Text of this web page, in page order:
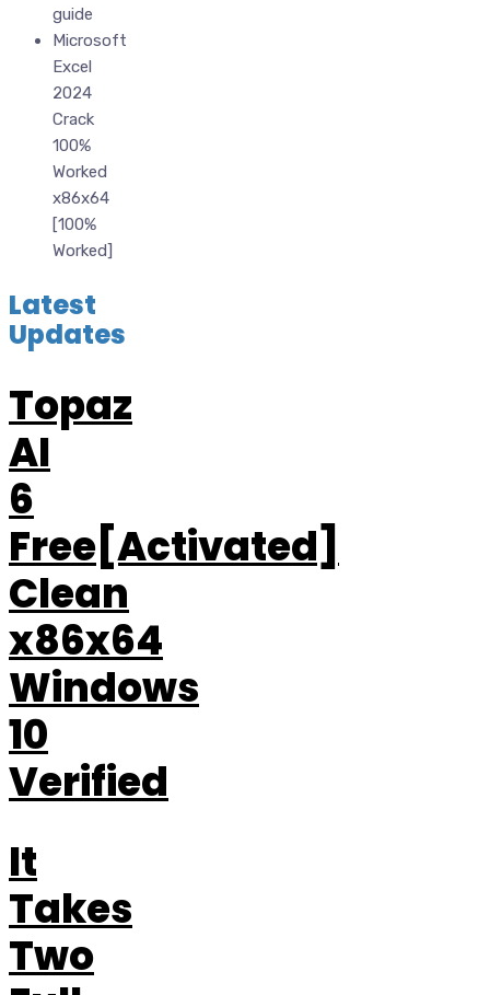
guide
Microsoft
Excel
2024
Crack
100%
Worked
x86x64
[100%
Worked]
Latest
Updates
Topaz
AI
6
Free[Activated]
Clean
x86x64
Windows
10
Verified
It
Takes
Two